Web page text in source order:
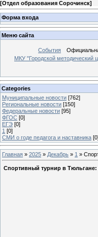
[Отдел образования Сорочинск]
Форма входа
Меню сайта
События
МКУ "Городской методический
Categories
Муниципальные новости [762]
Региональные новости [150]
Федеральные новости [95]
ФГОС [0]
ЕГЭ [0]
1 [0]
СМИ о годе педагога и наставника
Главная » 2025 » Декабрь » 1 »
Спортивный турнир в Тюльгане: